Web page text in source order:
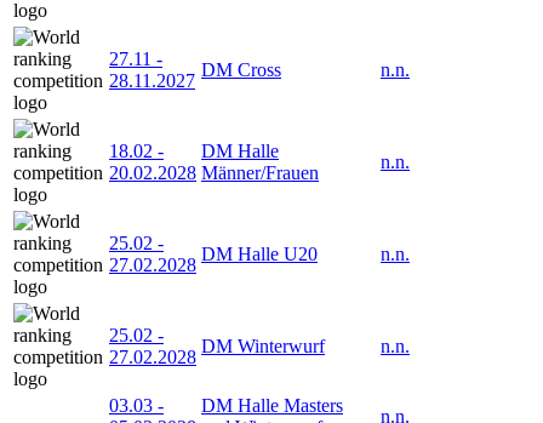
27.11 -
28.11.2027
DM Cross n.n.
18.02 -
20.02.2028
DM Halle
Männer/Frauen
n.n.
25.02 -
27.02.2028
DM Halle U20 n.n.
25.02 -
27.02.2028
DM Winterwurf n.n.
03.03 -
DM Halle Masters
n.n.